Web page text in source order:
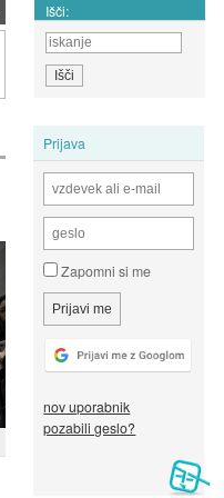
Išči:
Prijava
Zapomni si me
nov uporabnik
pozabili geslo?